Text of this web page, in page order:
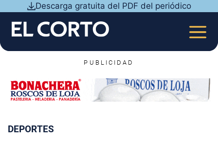
contenido
Descarga gratuita del PDF del periódico
PUBLICIDAD
DEPORTES